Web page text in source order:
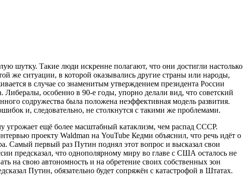
шутку. Такие люди искренне полагают, что они достигли настолько
же ситуации, в которой оказывались другие страны или народы,
в случае со знаменитым утверждением президента России
особенно в 90-е годы, упорно делали вид, что советский
содружества была положена неэффективная модель развития.
и, следовательно, не столкнутся с такими же проблемами.
угрожает ещё более масштабный катаклизм, чем распад СССР.
проекту Waldman на YouTube Кедми объяснил, что речь идёт о
Самый первый раз Путин поднял этот вопрос и высказал свои
предсказал, что однополярному миру во главе с США осталось не
на свою автономность и на обретение своих собственных зон
Путин, обязательно будет сопряжён с катастрофой в Штатах.